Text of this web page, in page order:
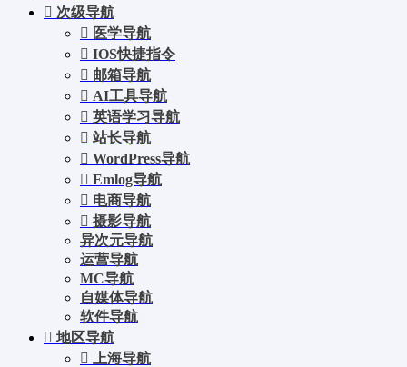
次级导航
医学导航
IOS快捷指令
邮箱导航
AI工具导航
英语学习导航
站长导航
WordPress导航
Emlog导航
电商导航
摄影导航
异次元导航
运营导航
MC导航
自媒体导航
软件导航
地区导航
上海导航